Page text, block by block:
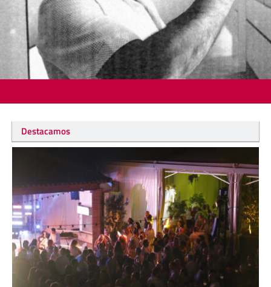
Destacamos